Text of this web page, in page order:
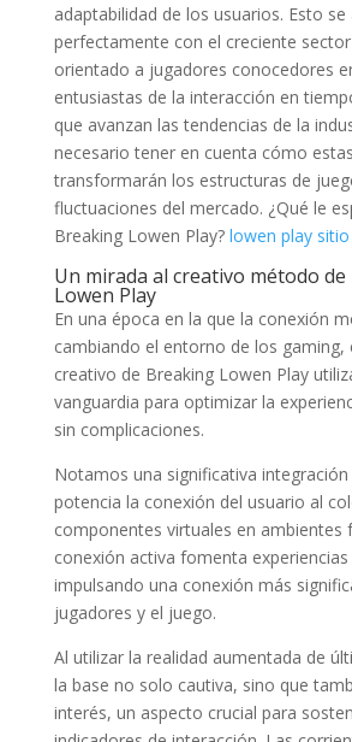
adaptabilidad de los usuarios. Esto se
perfectamente con el creciente
orientado a jugadores conocedores
entusiastas de la interacción en
que avanzan las tendencias de la
necesario tener en cuenta cómo
transformarán los estructuras de
fluctuaciones del mercado. ¿Qué le
Breaking Lowen Play? lowen play sitio
Un mirada al creativo método
Lowen Play
En una época en la que la conexión
cambiando el entorno de los gaming,
creativo de Breaking Lowen Play
vanguardia para optimizar la
sin complicaciones.
Notamos una significativa integración
potencia la conexión del usuario al
componentes virtuales en ambientes
conexión activa fomenta
impulsando una conexión más
jugadores y el juego.
Al utilizar la realidad aumentada de
la base no solo cautiva, sino que
interés, un aspecto crucial para